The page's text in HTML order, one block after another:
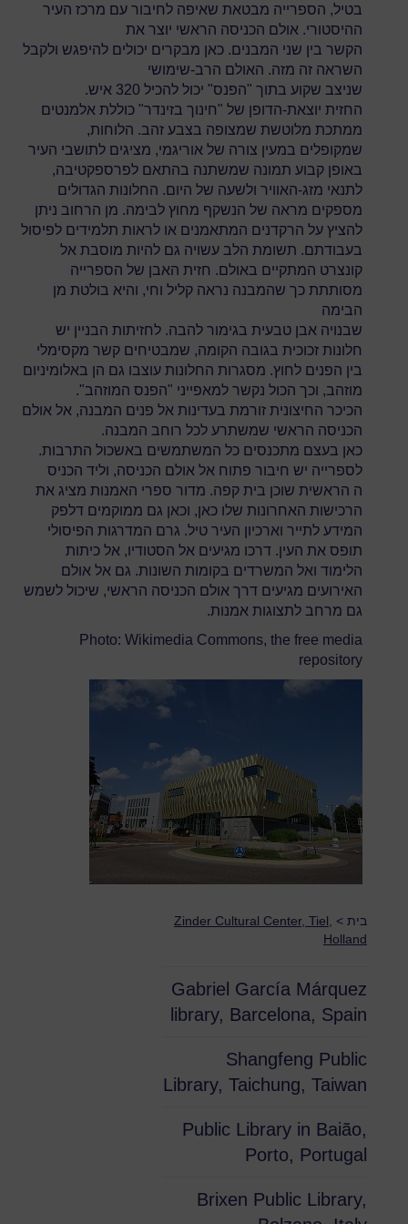
בטיל, הספרייה מבטאת שאיפה לחיבור עם מרכז העיר
ההיסטורי. אולם הכניסה הראשי יוצר את
הקשר בין שני המבנים. כאן מבקרים יכולים להיפגש ולקבל
השראה זה מזה. האולם הרב-שימושי
שניצב שקוע בתוך "הפנס" יכול להכיל 320 איש.
החזית יוצאת-הדופן של "חינוך בזינדר" כוללת אלמנטים
ממתכת מלוטשת שמצופה בצבע זהב. הלוחות,
שמקופלים במעין צורה של אוריגמי, מציגים לתושבי העיר
באופן קבוע תמונה שמשתנה בהתאם לפרספקטיבה,
לתנאי מזג-האוויר ולשעה של היום. החלונות הגדולים
מספקים מראה של הנשקף מחוץ לבימה. מן הרחוב ניתן
להציץ על הרקדנים המתאמנים או לראות תלמידים לפיסול
בעבודתם. תשומת הלב עשויה גם להיות מוסבת אל
קונצרט המתקיים באולם. חזית האבן של הספרייה
מסותתת כך שהמבנה נראה קליל וחי, והיא בולטת מן
הבימה
שבנויה אבן טבעית בגימור להבה. לחזיתות הבניין יש
חלונות זכוכית בגובה הקומה, שמבטיחים קשר מקסימלי
בין הפנים לחוץ. מסגרות החלונות עוצבו גם הן באלומיניום
מוזהב, וכך הכול נקשר למאפייני "הפנס המוזהב".
הכיכר החיצונית זורמת בעדינות אל פנים המבנה, אל אולם
הכניסה הראשי שמשתרע לכל רוחב המבנה.
כאן בעצם מתכנסים כל המשתמשים באשכול התרבות.
לספרייה יש חיבור פתוח אל אולם הכניסה, וליד הכניס
ה הראשית שוכן בית קפה. מדור ספרי האמנות מציג את
הרכישות האחרונות שלו כאן, וכאן גם ממוקמים דלפק
המידע לתייר וארכיון העיר טיל. גרם המדרגות הפיסולי
תופס את העין. דרכו מגיעים אל הסטודיו, אל כיתות
הלימוד ואל המשרדים בקומות השונות. גם אל אולם
האירועים מגיעים דרך אולם הכניסה הראשי, שיכול לשמש
גם מרחב לתצוגות אמנות.
Photo: Wikimedia Commons, the free media
repository
בית >
Zinder Cultural Center, Tiel,
Holland
Gabriel García Márquez
library, Barcelona, Spain
Shangfeng Public
Library, Taichung, Taiwan
Public Library in Baião,
Porto, Portugal
Brixen Public Library,